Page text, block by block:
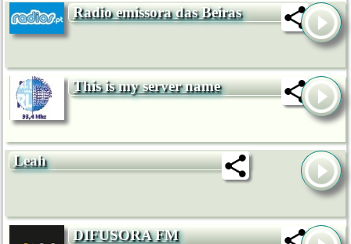
Radio emissora das Beiras
This is my server name
Leah
DIFUSORA FM